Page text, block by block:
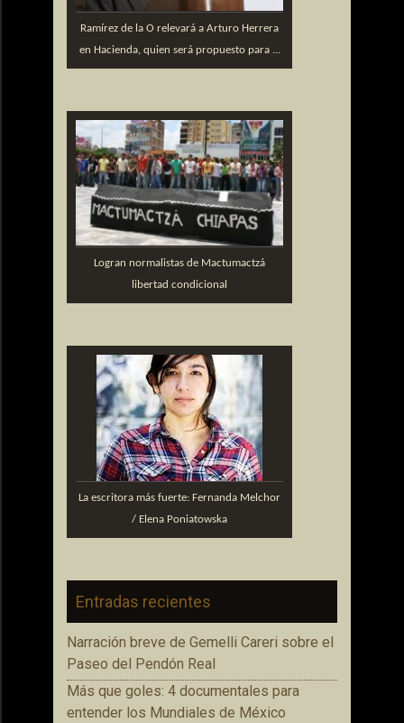
Ramírez de la O relevará a Arturo Herrera
en Hacienda, quien será propuesto para ...
Logran normalistas de Mactumactzá
libertad condicional
La escritora más fuerte: Fernanda Melchor
/ Elena Poniatowska
Entradas recientes
Narración breve de Gemelli Careri sobre el
Paseo del Pendón Real
Más que goles: 4 documentales para
entender los Mundiales de México